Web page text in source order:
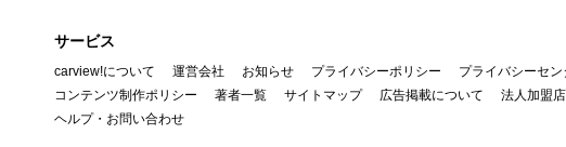
サービス
carview!について 運営会社 お知らせ プライバシーポリシー プライバシーセン
コンテンツ制作ポリシー
著者一覧 サイトマップ 広告掲載について 法人加盟
ヘルプ・お問い合わせ